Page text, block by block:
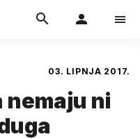
03. LIPNJA 2017.
nemaju ni